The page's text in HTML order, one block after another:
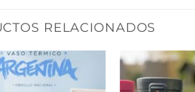
RELACIONADOS